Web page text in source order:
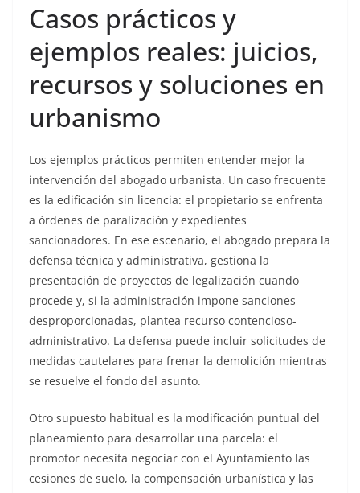
Casos prácticos y
ejemplos reales: juicios,
recursos y soluciones en
urbanismo
Los ejemplos prácticos permiten entender mejor la
intervención del abogado urbanista. Un caso frecuente
es la edificación sin licencia: el propietario se enfrenta
a órdenes de paralización y expedientes
sancionadores. En ese escenario, el abogado prepara la
defensa técnica y administrativa, gestiona la
presentación de proyectos de legalización cuando
procede y, si la administración impone sanciones
desproporcionadas, plantea recurso contencioso-
administrativo. La defensa puede incluir solicitudes de
medidas cautelares para frenar la demolición mientras
se resuelve el fondo del asunto.
Otro supuesto habitual es la modificación puntual del
planeamiento para desarrollar una parcela: el
promotor necesita negociar con el Ayuntamiento las
cesiones de suelo, la compensación urbanística y las